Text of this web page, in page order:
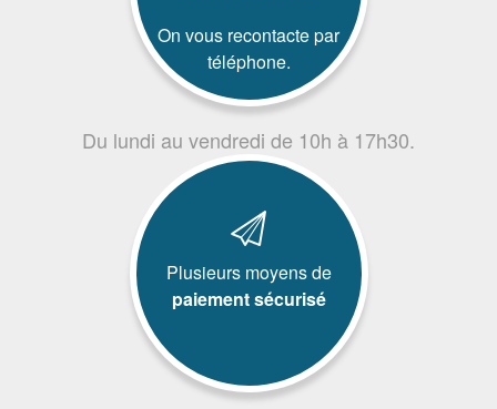
On vous recontacte par
téléphone.
Du lundi au vendredi de 10h à 17h30.
Plusieurs moyens de
paiement sécurisé